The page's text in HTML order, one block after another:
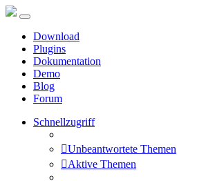
Download
Plugins
Dokumentation
Demo
Blog
Forum
Schnellzugriff
Unbeantwortete Themen
Aktive Themen